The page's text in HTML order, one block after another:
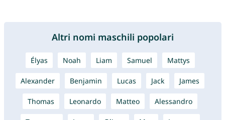
Altri nomi maschili popolari
Élyas Noah Liam Samuel Mattys
Alexander Benjamin Lucas Jack James
Thomas Leonardo Matteo Alessandro